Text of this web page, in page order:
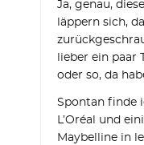
Ja, genau,
läppern sich,
lieber ein paar
oder so, da
Spontan finde
L’Oréal und
Maybelline in